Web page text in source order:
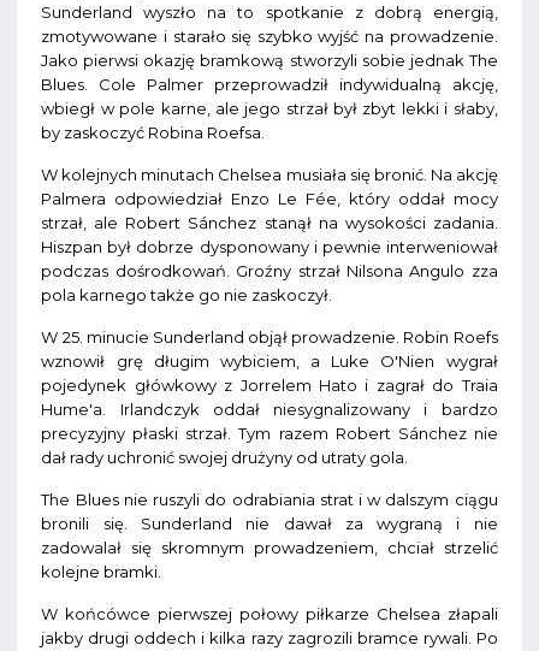
Sunderland wyszło na to spotkanie z dobrą energią,
zmotywowane i starało się szybko wyjść na prowadzenie.
Jako pierwsi okazję bramkową stworzyli sobie jednak The
Blues. Cole Palmer przeprowadził indywidualną akcję,
wbiegł w pole karne, ale jego strzał był zbyt lekki i słaby,
by zaskoczyć Robina Roefsa.
W kolejnych minutach Chelsea musiała się bronić. Na akcję
Palmera odpowiedział Enzo Le Fée, który oddał mocy
strzał, ale Robert Sánchez stanął na wysokości zadania.
Hiszpan był dobrze dysponowany i pewnie interweniował
podczas dośrodkowań. Groźny strzał Nilsona Angulo zza
pola karnego także go nie zaskoczył.
W 25. minucie Sunderland objął prowadzenie. Robin Roefs
wznowił grę długim wybiciem, a Luke O'Nien wygrał
pojedynek główkowy z Jorrelem Hato i zagrał do Traia
Hume'a. Irlandczyk oddał niesygnalizowany i bardzo
precyzyjny płaski strzał. Tym razem Robert Sánchez nie
dał rady uchronić swojej drużyny od utraty gola.
The Blues nie ruszyli do odrabiania strat i w dalszym ciągu
bronili się. Sunderland nie dawał za wygraną i nie
zadowalał się skromnym prowadzeniem, chciał strzelić
kolejne bramki.
W końcówce pierwszej połowy piłkarze Chelsea złapali
jakby drugi oddech i kilka razy zagrozili bramce rywali. Po